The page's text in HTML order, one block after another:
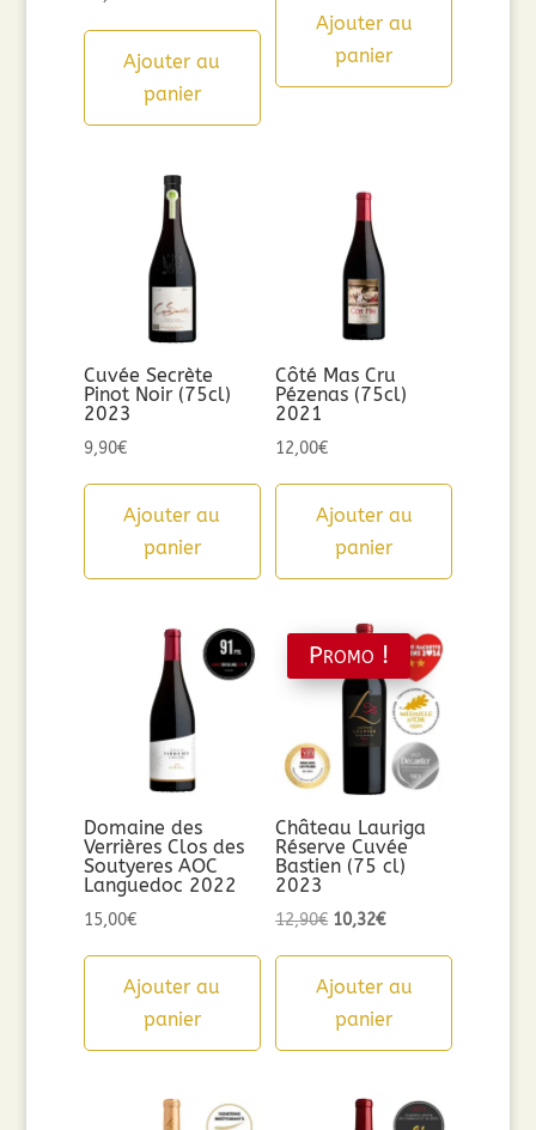
Ajouter au
panier
Ajouter au
panier
Cuvée Secrète
Pinot Noir (75cl)
2023
9,90€
Ajouter au
panier
Côté Mas Cru
Pézenas (75cl)
2021
12,00€
Ajouter au
panier
Domaine des
Verrières Clos des
Soutyeres AOC
Languedoc 2022
15,00€
Ajouter au
panier
Promo !
Château Lauriga
Réserve Cuvée
Bastien (75 cl)
2023
12,90€ Le
initial
était :
10,32€Le
actuel
est :
Ajouter au
panier